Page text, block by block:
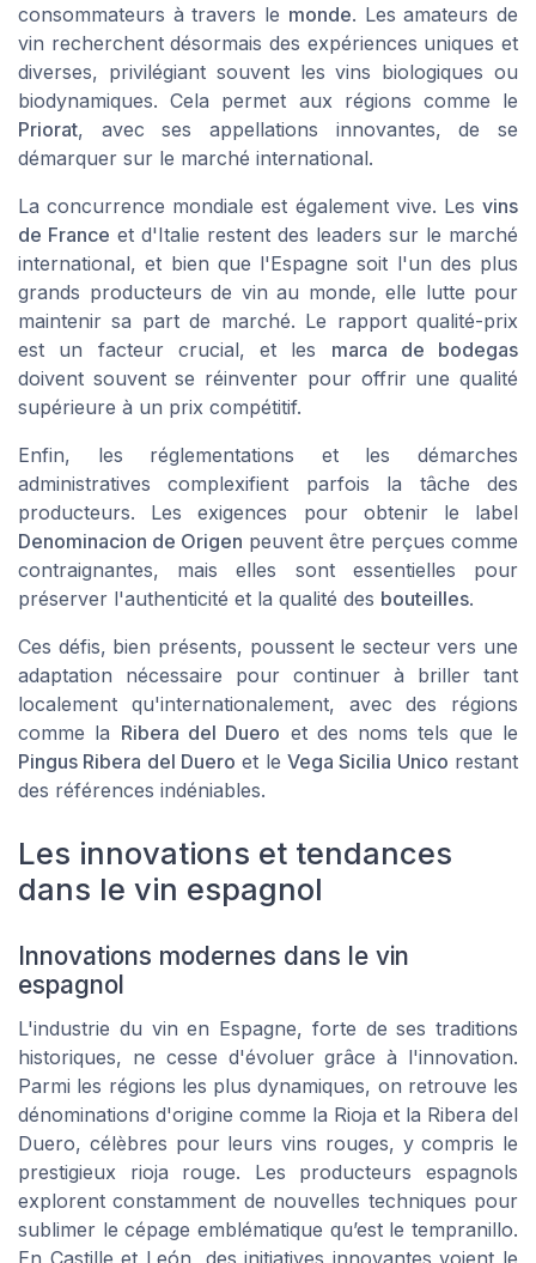
consommateurs à travers le monde. Les amateurs de
vin recherchent désormais des expériences uniques et
diverses, privilégiant souvent les vins biologiques ou
biodynamiques. Cela permet aux régions comme le
Priorat, avec ses appellations innovantes, de se
démarquer sur le marché international.
La concurrence mondiale est également vive. Les vins
de France et d'Italie restent des leaders sur le marché
international, et bien que l'Espagne soit l'un des plus
grands producteurs de vin au monde, elle lutte pour
maintenir sa part de marché. Le rapport qualité-prix
est un facteur crucial, et les marca de bodegas
doivent souvent se réinventer pour offrir une qualité
supérieure à un prix compétitif.
Enfin, les réglementations et les démarches
administratives complexifient parfois la tâche des
producteurs. Les exigences pour obtenir le label
Denominacion de Origen peuvent être perçues comme
contraignantes, mais elles sont essentielles pour
préserver l'authenticité et la qualité des bouteilles.
Ces défis, bien présents, poussent le secteur vers une
adaptation nécessaire pour continuer à briller tant
localement qu'internationalement, avec des régions
comme la Ribera del Duero et des noms tels que le
Pingus Ribera del Duero et le Vega Sicilia Unico restant
des références indéniables.
Les innovations et tendances
dans le vin espagnol
Innovations modernes dans le vin
espagnol
L'industrie du vin en Espagne, forte de ses traditions
historiques, ne cesse d'évoluer grâce à l'innovation.
Parmi les régions les plus dynamiques, on retrouve les
dénominations d'origine comme la Rioja et la Ribera del
Duero, célèbres pour leurs vins rouges, y compris le
prestigieux rioja rouge. Les producteurs espagnols
explorent constamment de nouvelles techniques pour
sublimer le cépage emblématique qu’est le tempranillo.